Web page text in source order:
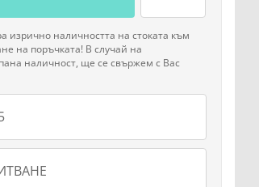
изрично наличността на стоката към
на поръчката! В случай на
наличност, ще се свържем с Вас